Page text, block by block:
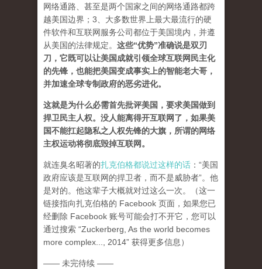
网络通路、甚至是两个国家之间的网络通路都跨
越美国边界；3、大多数世界上最大最流行的硬
件软件和互联网服务公司都位于美国境内，并遵
从美国的法律规定。 这些“优势”准确说是双刃
刀，它既可以让美国成就引领全球互联网民主化
的先锋，也能把美国变成事实上的智能老大哥，
并加速全球专制政府的恶劣进化。
这就是为什么必需首先批评美国，要求美国做到
捍卫民主人权。没人能离得开互联网了，如果美
国不能扛起隐私之人权先锋的大旗，所谓的网络
主权运动将彻底毁掉互联网。
就连臭名昭著的扎克伯格都说过这样的话 ：“美国
政府应该是互联网的捍卫者，而不是威胁者”。他
是对的。他这辈子大概就对过这么一次。（这一
链接指向扎克伯格的 Facebook 页面，如果您已
经删除 Facebook 账号可能会打不开它，您可以
通过搜索 “Zuckerberg, As the world becomes
more complex..., 2014” 获得更多信息）
—— 未完待续 ——